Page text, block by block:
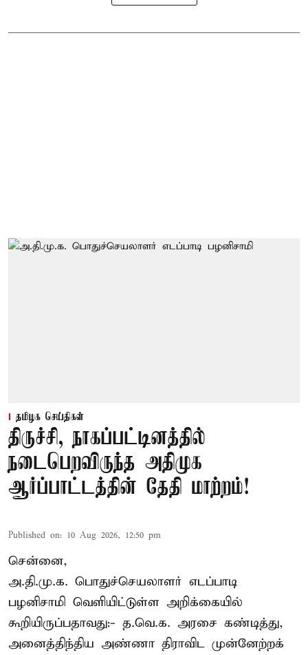
தமிழக செய்திகள்
திருச்சி, நாகப்பட்டினத்தில்
நடைபெறவிருந்த அதிமுக
ஆர்ப்பாட்டத்தின் தேதி மாற்றம்!
Published on: 10 Aug 2026, 12:50 pm
சென்னை,
அ.தி.மு.க. பொதுச்செயலாளர் எடப்பாடி
பழனிசாமி வெளியிட்டுள்ள அறிக்கையில்
கூறியிருப்பதாவது:- த.வெ.க. அரசை கண்டித்து,
அனைத்திந்திய அண்ணா திராவிட முன்னேற்றக்